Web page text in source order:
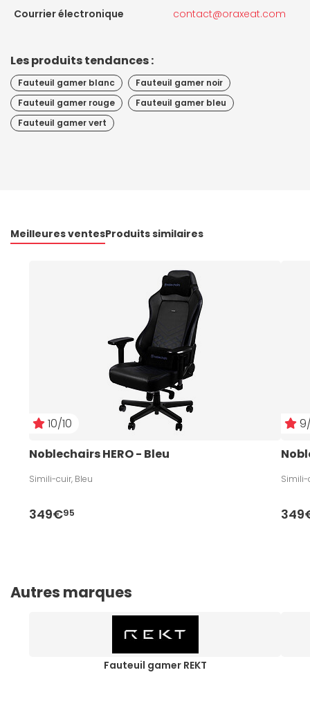
Courrier électronique
contact@oraxeat.com
Les produits tendances :
Fauteuil gamer blanc
Fauteuil gamer noir
Fauteuil gamer rouge
Fauteuil gamer bleu
Fauteuil gamer vert
Meilleures ventesProduits similaires
10/10
Noblechairs HERO - Bleu
Simili-cuir, Bleu
349€95
Simili-
Autres marques
Fauteuil gamer REKT